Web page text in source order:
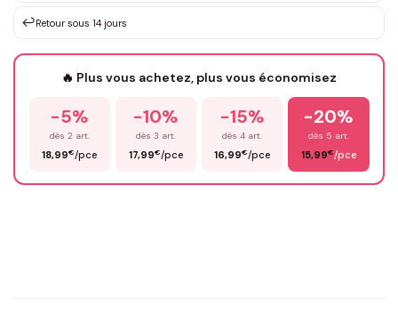
Votre texte / idée*
Prénom*
↩️Retour sous 14 jours
🔥 Plus vous achetez, plus vous économisez
-5%
dès 2 art.
18,99€/pce
-10%
dès 3 art.
17,99€/pce
-15%
dès 4 art.
16,99€/pce
-20%
dès 5 art.
15,99€/pce